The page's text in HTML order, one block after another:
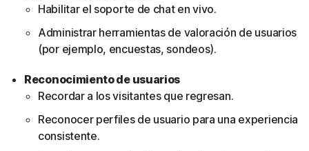
Habilitar el soporte de chat en vivo.
Administrar herramientas de valoración de usuarios
(por ejemplo, encuestas, sondeos).
Reconocimiento de usuarios
Recordar a los visitantes que regresan.
Reconocer perfiles de usuario para una experiencia
consistente.